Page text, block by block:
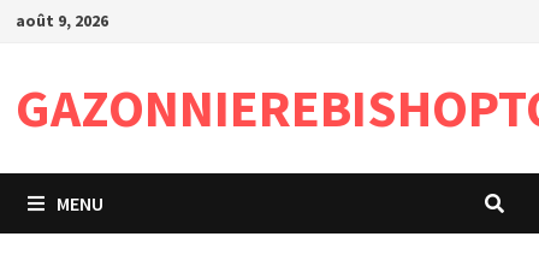
Passer
août 9, 2026
MENU